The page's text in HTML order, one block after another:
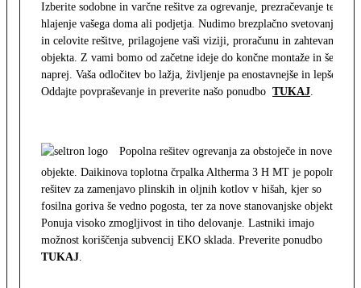
Izberite sodobne in varčne rešitve za ogrevanje, prezračevanje ter
hlajenje vašega doma ali podjetja. Nudimo brezplačno svetovanje
in celovite rešitve, prilagojene vaši viziji, proračunu in zahtevam
objekta. Z vami bomo od začetne ideje do končne montaže in še
naprej. Vaša odločitev bo lažja, življenje pa enostavnejše in lepše.
Oddajte povpraševanje in preverite našo ponudbo TUKAJ.
Popolna rešitev ogrevanja za obstoječe in nove
objekte. Daikinova toplotna črpalka Altherma 3 H MT je popolna
rešitev za zamenjavo plinskih in oljnih kotlov v hišah, kjer so
fosilna goriva še vedno pogosta, ter za nove stanovanjske objekte.
Ponuja visoko zmogljivost in tiho delovanje. Lastniki imajo
možnost koriščenja subvencij EKO sklada. Preverite ponudbo
TUKAJ.